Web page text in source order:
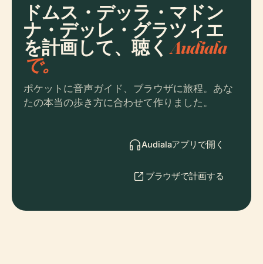
ドムス・デッラ・マドン
ナ・デッレ・グラツィエ
を計画して、聴くAudiala
で。
ポケットに音声ガイド、ブラウザに旅程。あな
たの本当の歩き方に合わせて作りました。
Audialaアプリで開く
ブラウザで計画する